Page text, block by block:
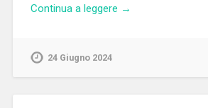
Continua a leggere →
24 Giugno 2024